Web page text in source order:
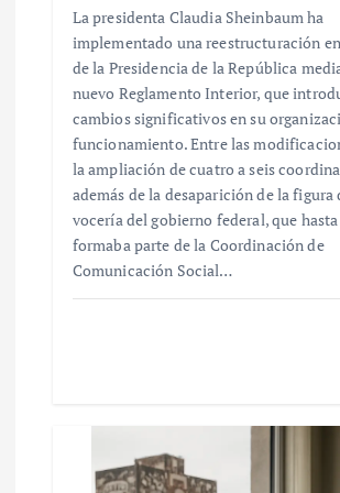
La presidenta Claudia Sheinbaum ha
implementado una reestructuración
de la Presidencia de la República
nuevo Reglamento Interior, que
cambios significativos en su
funcionamiento. Entre las
la ampliación de cuatro a seis
además de la desaparición de la figura
vocería del gobierno federal, que
formaba parte de la Coordinación de
Comunicación Social…